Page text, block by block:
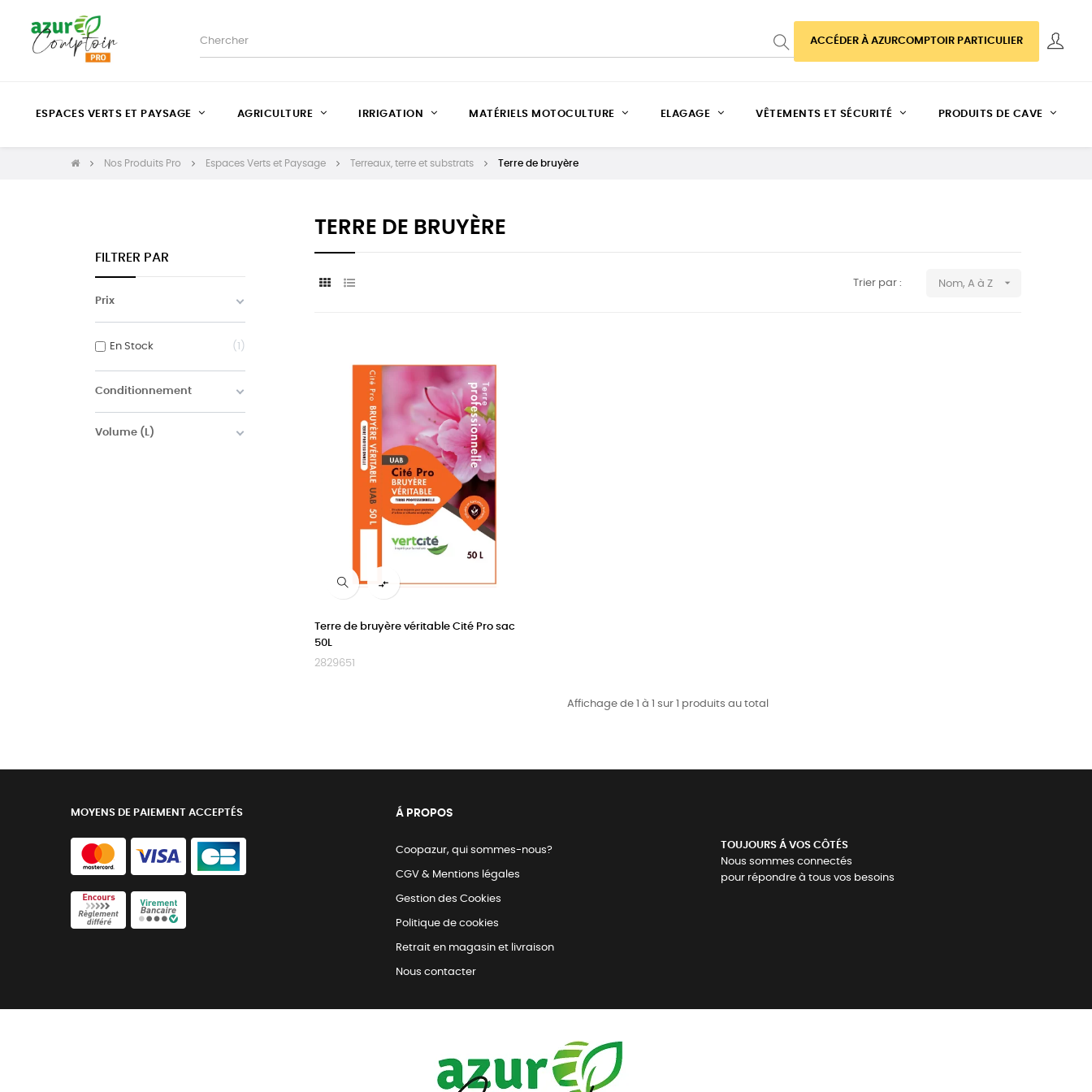
ACCÉDER À AZURCOMPTOIR PARTICULIER
ESPACES VERTS ET PAYSAGE AGRICULTURE IRRIGATION MATÉRIELS MOTOCULTURE ELAGAGE VÊTEMENTS ET SÉCURITÉ PRODUITS DE CAVE
Nos Produits Pro Espaces Verts et Paysage Terreaux, terre et substrats Terre de bruyère
FILTRER PAR
Prix
En Stock 1
Conditionnement
Volume (L)
TERRE DE BRUYÈRE
Trier par : Nom, A à Z 

Terre de bruyère véritable Cité Pro sac
50L
2829651
Affichage de 1 à 1 sur 1 produits au total
MOYENS DE PAIEMENT ACCEPTÉS Á PROPOS
Coopazur, qui sommes-nous?
CGV & Mentions légales
Gestion des Cookies
Politique de cookies
Retrait en magasin et livraison
Nous contacter
TOUJOURS Á VOS CÔTÉS
Nous sommes connectés
pour répondre à tous vos besoins